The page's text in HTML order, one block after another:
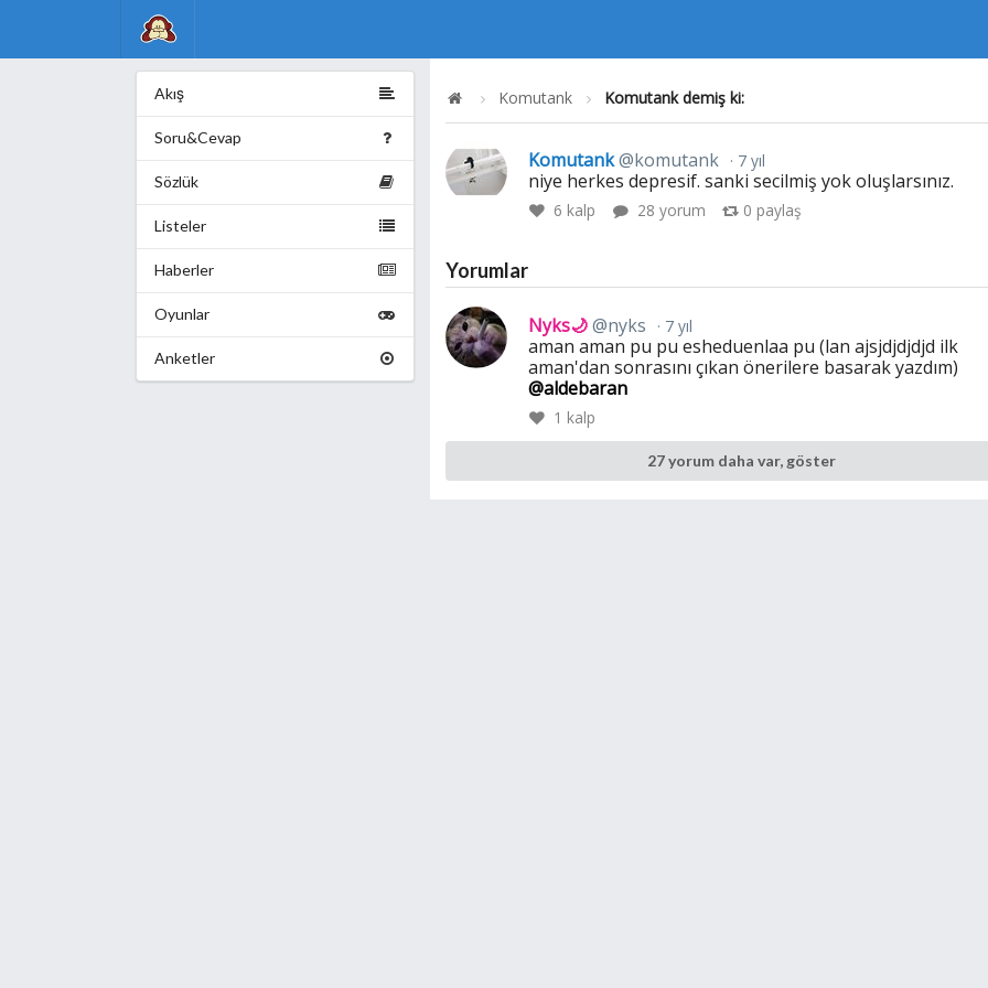
Akış
Soru&Cevap
Sözlük
Listeler
Haberler
Oyunlar
Anketler
Komutank Komutank demiş ki:
Komutank@komutank 7 yıl
niye herkes depresif. sanki secilmiş yok oluşlarsınız.
6 kalp 28 yorum 0 paylaş
Yorumlar
Nyks🌙@nyks 7 yıl
aman aman pu pu esheduenlaa pu (lan ajsjdjdjdjd ilk
aman'dan sonrasını çıkan önerilere basarak yazdım)
@aldebaran
1 kalp
27 yorum daha var, göster